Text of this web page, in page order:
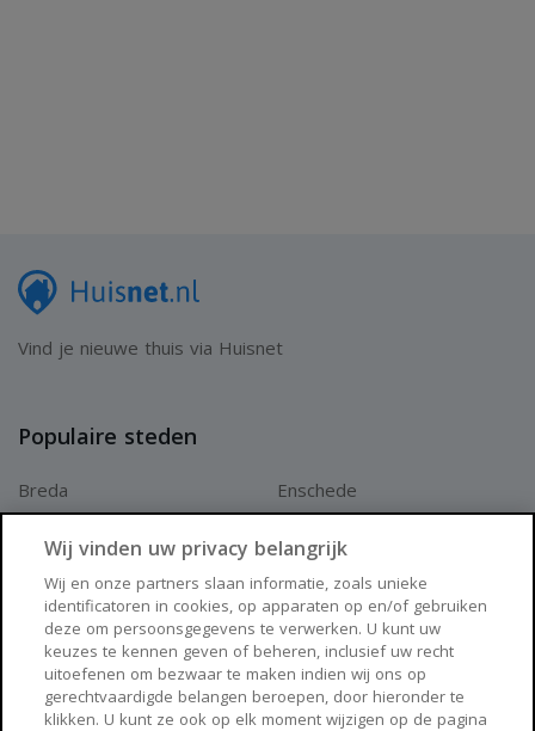
Vind je nieuwe thuis via Huisnet
Populaire steden
Breda
Arnhem
Enschede
Zwolle
Huisnet
Wij vinden uw privacy belangrijk
Wij en onze partners slaan informatie, zoals unieke
identificatoren in cookies, op apparaten op en/of gebruiken
deze om persoonsgegevens te verwerken. U kunt uw
keuzes te kennen geven of beheren, inclusief uw recht
uitoefenen om bezwaar te maken indien wij ons op
gerechtvaardigde belangen beroepen, door hieronder te
klikken. U kunt ze ook op elk moment wijzigen op de pagina